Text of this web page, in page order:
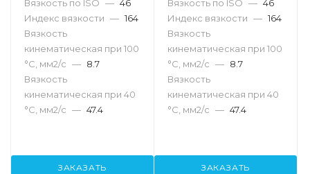
Вязкость по ISO — 46
Индекс вязкости — 164
Вязкость
кинематическая при 100
°С, мм2/с — 8.7
Вязкость
кинематическая при 40
°С, мм2/с — 47.4
ЗАКАЗАТЬ
Вязкость по ISO — 46
Индекс вязкости — 164
Вязкость
кинематическая при 100
°С, мм2/с — 8.7
Вязкость
кинематическая при 40
°С, мм2/с — 47.4
ЗАКАЗАТЬ